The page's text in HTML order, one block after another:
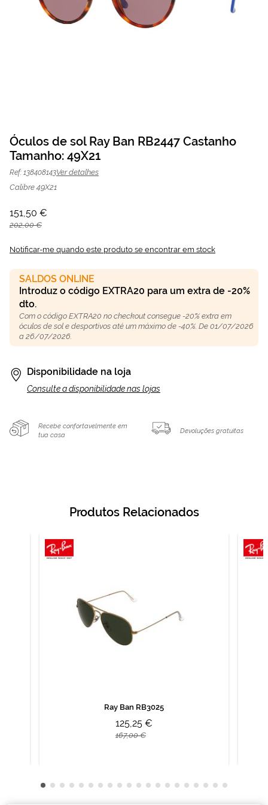
Óculos de sol Ray Ban RB2447
Castanho | Mais Optica
para
o
início
Galeria
de
Óculos de sol Ray Ban RB2447 Castanho
Tamanho: 49X21
Ref: 138408143Ver detalhes
Calibre 49X21
151,50 €
202,00 €
Notificar-me quando este produto se encontrar em stock
SALDOS ONLINE
Introduz o código EXTRA20 para um extra de -20%
dto.
Com o código EXTRA20 no checkout consegue -20% extra em
óculos de sol e desportivos até um máximo de -40%. De 01/07/2026
a 26/07/2026.
Disponibilidade na loja
Consulte a disponibilidade nas lojas
Recebe confortavelmente em
tua casa
Devoluções gratuitas
Produtos Relacionados
Ray Ban RB3025
125,25 €
167,00 €